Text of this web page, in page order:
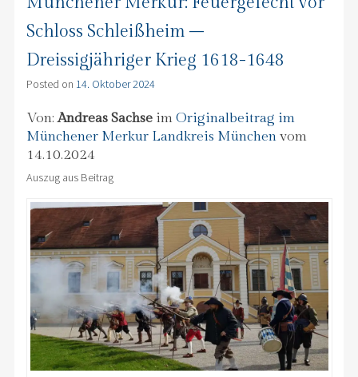
Schloss Schleißheim –
Dreissigjähriger Krieg 1618-1648
Posted on 14. Oktober 2024
Von:Andreas Sachseim Originalbeitrag im
Münchener Merkur Landkreis Münchenvom
14.10.2024
Auszug aus Beitrag